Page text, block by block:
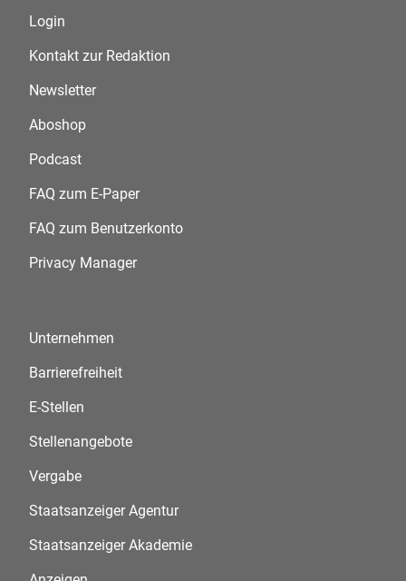
Login
Kontakt zur Redaktion
Newsletter
Aboshop
Podcast
FAQ zum E-Paper
FAQ zum Benutzerkonto
Privacy Manager
Unternehmen
Barrierefreiheit
E-Stellen
Stellenangebote
Vergabe
Staatsanzeiger Agentur
Staatsanzeiger Akademie